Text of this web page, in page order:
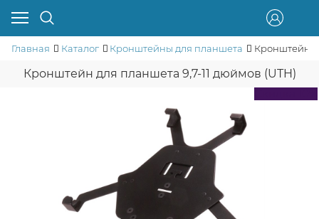
Главная Каталог Кронштейны для планшета Кронштейн
Кронштейн для планшета 9,7-11 дюймов (UTH)